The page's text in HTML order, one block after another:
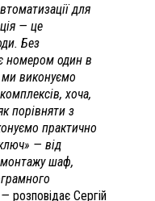
для
— це
Без
номером один в
ми виконуємо
хоча,
порівняти з
практично
— від
шаф,
— розповідає Сергій